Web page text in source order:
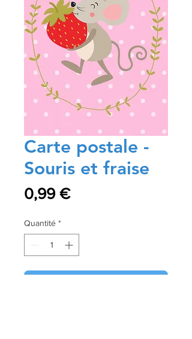
Carte postale -
Souris et fraise
0,99 €Prix
Quantité *